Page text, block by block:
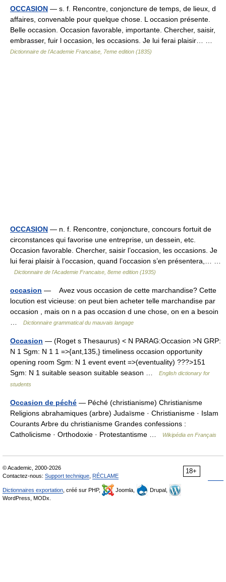
OCCASION — s. f. Rencontre, conjoncture de temps, de lieux, d
affaires, convenable pour quelque chose. L occasion présente.
Belle occasion. Occasion favorable, importante. Chercher, saisir,
embrasser, fuir l occasion, les occasions. Je lui ferai plaisir… …
Dictionnaire de l'Academie Francaise, 7eme edition (1835)
OCCASION — n. f. Rencontre, conjoncture, concours fortuit de
circonstances qui favorise une entreprise, un dessein, etc.
Occasion favorable. Chercher, saisir l’occasion, les occasions. Je
lui ferai plaisir à l’occasion, quand l’occasion s’en présentera,… …
Dictionnaire de l'Academie Francaise, 8eme edition (1935)
occasion — Avez vous occasion de cette marchandise? Cette
locution est vicieuse: on peut bien acheter telle marchandise par
occasion , mais on n a pas occasion d une chose, on en a besoin
Dictionnaire grammatical du mauvais langage
Occasion — (Roget s Thesaurus) < N PARAG:Occasion >N GRP:
N 1 Sgm: N 1 1 =>{ant,135,} timeliness occasion opportunity
opening room Sgm: N 1 event event =>(eventuality) ???>151
Sgm: N 1 suitable season suitable season …
English dictionary for
students
Occasion de péché — Péché (christianisme) Christianisme
Religions abrahamiques (arbre) Judaïsme · Christianisme · Islam
Courants Arbre du christianisme Grandes confessions :
Catholicisme · Orthodoxie · Protestantisme …
Wikipédia en Français
18+
© Academic, 2000-2026
Contactez-nous: Support technique RÉCLAME
Dictionnaires exportation , créé sur PHP, Joomla,
Drupal,
WordPress, MODx.